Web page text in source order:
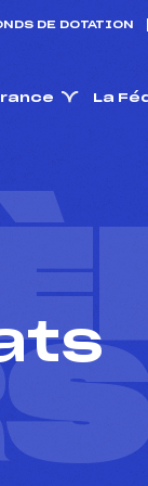
DE DOTATION
La